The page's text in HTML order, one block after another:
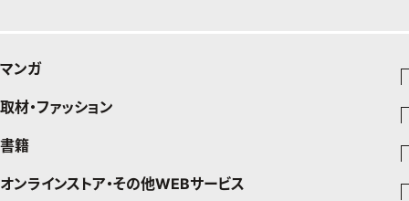
インテリア
料理
チームJマダムメンバー一覧
デジタルカタログ
マンガ
少年マンガ
Vジャンプ
青年マンガ
少年ジャンプ+
少女マンガ
取材・ファッション
ファッション・美容
Seventeen
芸能・情報・スポーツ
書籍
文芸・文庫・総合
オンラインストア・その他WEBサービス